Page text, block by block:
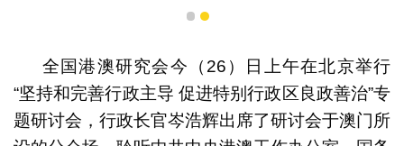
1 2
全国港澳研究会今（26）日上午在北京举行
“坚持和完善行政主导 促进特别行政区良政善治”专
题研讨会，行政长官岑浩辉出席了研讨会于澳门所